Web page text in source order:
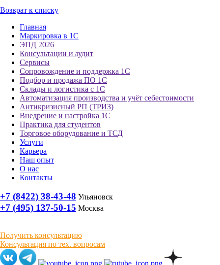
Возврат к списку
Главная
Маркировка в 1С
ЭПД 2026
Консультации и аудит
Сервисы
Сопровождение и поддержка 1С
Подбор и продажа ПО 1С
Склады и логистика с 1С
Автоматизация производства и учёт себестоимости
Антикризисный РП (ТРИЗ)
Внедрение и настройка 1С
Практика для студентов
Торговое оборудование и ТСД
Услуги
Карьера
Наш опыт
О нас
Контакты
+7 (8422) 38-43-48 Ульяновск
+7 (495) 137-50-15 Москва
Получить консультацию
Консультация по тех. вопросам